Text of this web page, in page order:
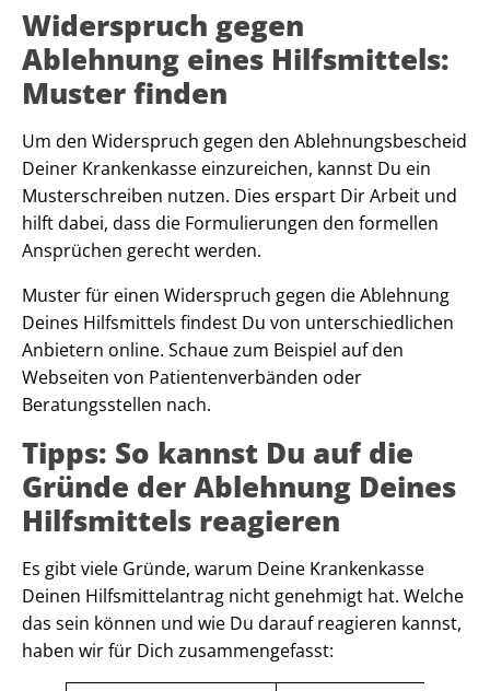
Widerspruch gegen
Ablehnung eines Hilfsmittels:
Muster finden
Um den Widerspruch gegen den Ablehnungsbescheid
Deiner Krankenkasse einzureichen, kannst Du ein
Musterschreiben nutzen. Dies erspart Dir Arbeit und
hilft dabei, dass die Formulierungen den formellen
Ansprüchen gerecht werden.
Muster für einen Widerspruch gegen die Ablehnung
Deines Hilfsmittels findest Du von unterschiedlichen
Anbietern online. Schaue zum Beispiel auf den
Webseiten von Patientenverbänden oder
Beratungsstellen nach.
Tipps: So kannst Du auf die
Gründe der Ablehnung Deines
Hilfsmittels reagieren
Es gibt viele Gründe, warum Deine Krankenkasse
Deinen Hilfsmittelantrag nicht genehmigt hat. Welche
das sein können und wie Du darauf reagieren kannst,
haben wir für Dich zusammengefasst: